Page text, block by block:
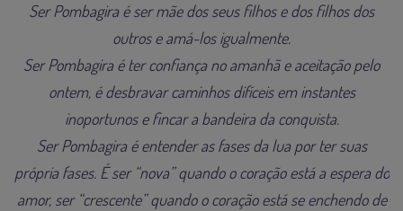
Ser Pombagira é ser mãe dos seus filhos e dos filhos dos
outros e amá-los igualmente.
Ser Pombagira é ter confiança no amanhã e aceitação pelo
ontem, é desbravar caminhos difíceis em instantes
inoportunos e fincar a bandeira da conquista.
Ser Pombagira é entender as fases da lua por ter suas
própria fases. É ser “nova” quando o coração está a espera do
amor, ser “crescente” quando o coração está se enchendo de